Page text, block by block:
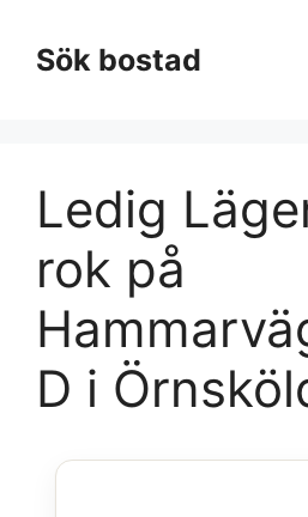
innehållSök bostad
Ledig
rok på
D i